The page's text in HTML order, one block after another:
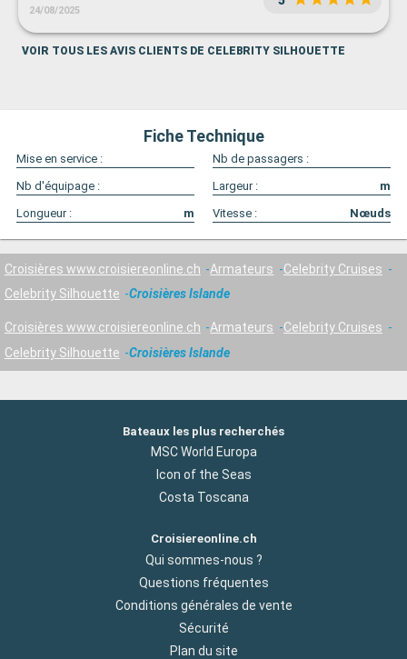
24/08/2025
VOIR TOUS LES AVIS CLIENTS DE CELEBRITY SILHOUETTE
Fiche Technique
Mise en service :
Nb de passagers :
Nb d'équipage :
Largeur :
m
Longueur :
m Vitesse : Nœuds
Croisières www.croisiereonline.ch Armateurs
Celebrity Cruises
Celebrity Silhouette
Croisières Islande
Croisières www.croisiereonline.ch Armateurs
Celebrity Cruises
Celebrity Silhouette
Croisières Islande
Bateaux les plus recherchés
MSC World Europa
Icon of the Seas
Costa Toscana
Croisiereonline.ch
Qui sommes-nous ?
Questions fréquentes
Conditions générales de vente
Sécurité
Plan du site